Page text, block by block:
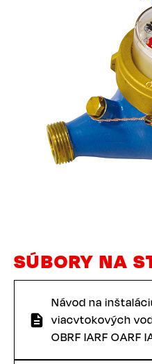
SÚBORY NA
Návod na
viacvtokových
OBRF IARF OARF